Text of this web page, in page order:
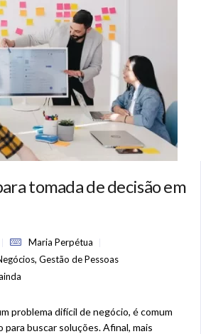
tomada de decisão em
Maria Perpétua
, Gestão de Pessoas
problema difícil de negócio, é comum
para buscar soluções. Afinal, mais